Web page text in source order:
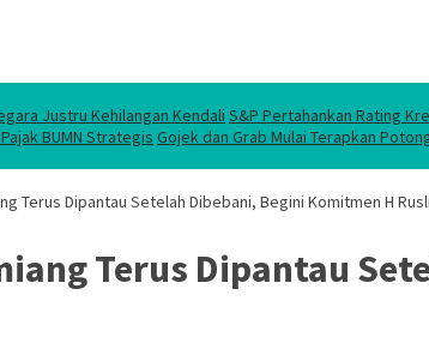
Justru Kehilangan Kendali S&P Pertahankan Rating
BUMN Strategis Gojek dan Grab Mulai Terapkan
Terus Dipantau Setelah Dibebani, Begini Komitmen H
Terus Dipantau